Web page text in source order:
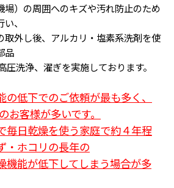
場）の周囲へのキズや汚れ防止のため
、
取外し後、アルカリ・塩素系洗剤を使
品
圧洗浄、濯ぎを実施しております。
低下でのご依頼が最も多く、
お客様が多いです。
毎日乾燥を使う家庭で約４年程
・ホコリの長年の
機能が低下してしまう場合が多